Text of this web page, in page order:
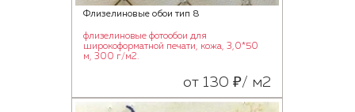
Флизелиновые обои тип 8
флизелиновые фотообои для
широкоформатной печати, кожа, 3,0*50
м, 300 г/м2.
от 130 ₽/ м2